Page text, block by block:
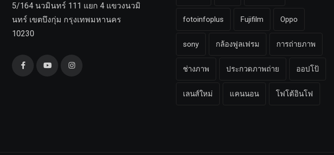
5/164 นวมินทร์ 111 แยก 4 แขวงนวมิ
นทร์ เขตบึงกุ่ม กรุงเทพมหานคร
10230
fotoinfoplus Fujifilm Oppo
sony กล้องฟูลเฟรม การถ่ายภาพ
ช่างภาพ ประกวดภาพถ่าย ออปโป้
เลนส์ใหม่ แคนนอน โฟโต้อินโฟ